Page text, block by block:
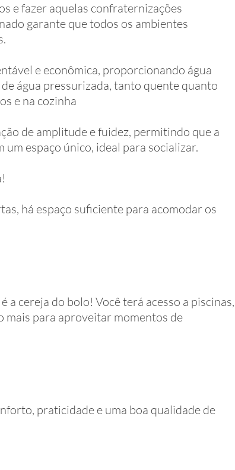
e fazer aquelas confraternizações
garante que todos os ambientes
e econômica, proporcionando água
água pressurizada, tanto quente quanto
e na cozinha
de amplitude e fuidez, permitindo que a
um espaço único, ideal para socializar.
há espaço suficiente para acomodar os
a cereja do bolo! Você terá acesso a piscinas,
mais para aproveitar momentos de
praticidade e uma boa qualidade de